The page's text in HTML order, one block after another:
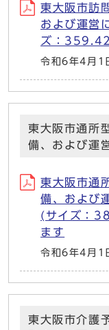
東大阪市訪
および運営
ズ：
令和6年4月1
東大阪市通所
備、および運
東大阪市通
備、および
(サイズ：
ます
令和6年4月1
東大阪市介護